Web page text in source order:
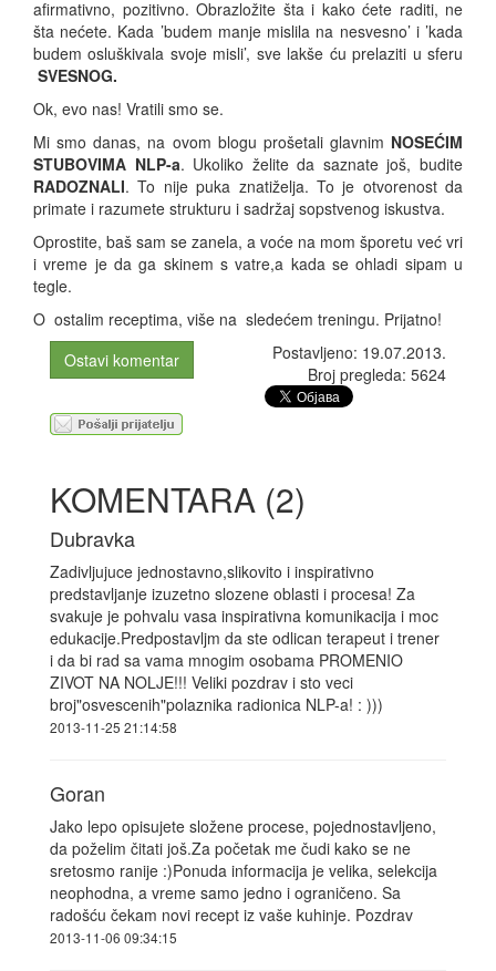
afirmativno, pozitivno. Obrazložite šta i kako ćete raditi, ne
šta nećete. Kada ’budem manje mislila na nesvesno’ i ’kada
budem osluškivala svoje misli’, sve lakše ću prelaziti u sferu
SVESNOG.
Ok, evo nas! Vratili smo se.
Mi smo danas, na ovom blogu prošetali glavnim NOSEĆIM
STUBOVIMA NLP-a. Ukoliko želite da saznate još, budite
RADOZNALI. To nije puka znatiželja. To je otvorenost da
primate i razumete strukturu i sadržaj sopstvenog iskustva.
Oprostite, baš sam se zanela, a voće na mom šporetu već vri
i vreme je da ga skinem s vatre,a kada se ohladi sipam u
tegle.
O ostalim receptima, više na sledećem treningu. Prijatno!
Ostavi komentar
Postavljeno: 19.07.2013.
Broj pregleda: 5624
KOMENTARA (2)
Dubravka
Zadivljujuce jednostavno,slikovito i inspirativno
predstavljanje izuzetno slozene oblasti i procesa! Za
svakuje je pohvalu vasa inspirativna komunikacija i moc
edukacije.Predpostavljm da ste odlican terapeut i trener
i da bi rad sa vama mnogim osobama PROMENIO
ZIVOT NA NOLJE!!! Veliki pozdrav i sto veci
broj"osvescenih"polaznika radionica NLP-a! : )))
2013-11-25 21:14:58
Goran
Jako lepo opisujete složene procese, pojednostavljeno,
da poželim čitati još.Za početak me čudi kako se ne
sretosmo ranije :)Ponuda informacija je velika, selekcija
neophodna, a vreme samo jedno i ograničeno. Sa
radošću čekam novi recept iz vaše kuhinje. Pozdrav
2013-11-06 09:34:15